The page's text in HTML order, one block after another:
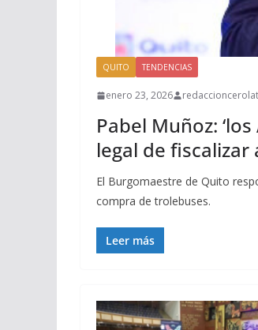
QUITO TENDENCIAS
enero 23, 2026
Pabel Muñoz:
legal de fiscalizar
El Burgomaestre de Quito
compra de trolebuses.
Leer más